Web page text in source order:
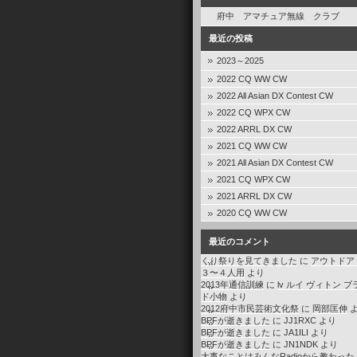
府中 アマチュア無線 クラブ
最近の投稿
2023～2025
2022 CQ WW CW
2022 All Asian DX Contest CW
2022 CQ WPX CW
2022 ARRL DX CW
2021 CQ WW CW
2021 All Asian DX Contest CW
2021 CQ WPX CW
2021 ARRL DX CW
2020 CQ WW CW
最近のコメント
くり祭りを見てきました に アウトドア
３〜４人用 より
2013年通信訓練 に lv ルイ ヴィトン ブ
ド小物より
2012府中市民芸術文化祭に 岡部匡伸
BPFが逝きました に JJ1RXCより
BPFが逝きました に JA1ILI より
BPFが逝きました に JN1NDKより